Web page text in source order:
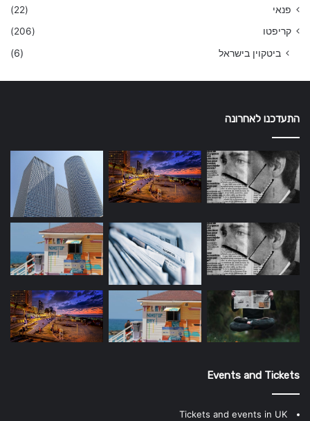
פנאי
(22)
קריפטו
(206)
ביטקוין בישראל (6)
התעדכנו לאחרונה
Events and Tickets
Tickets and events in UK